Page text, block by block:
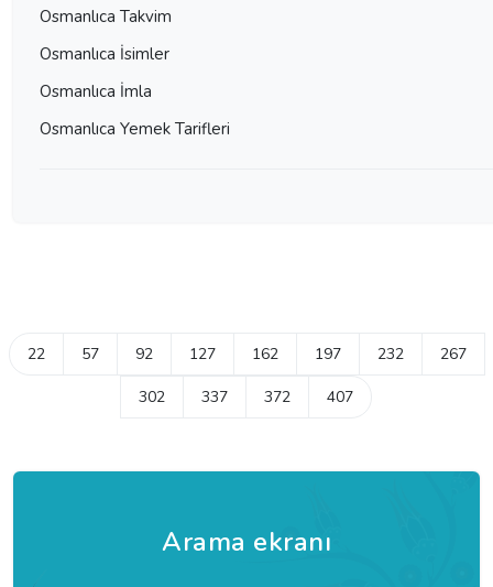
Osmanlıca Takvim
Osmanlıca İsimler
Osmanlıca İmla
Osmanlıca Yemek Tarifleri
22 57 92 127 162 197 232 267
302 337 372 407
Arama ekranı